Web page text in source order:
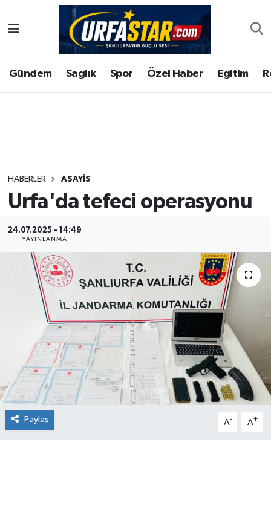
Gündem Sağlık Spor Özel Haber Eğitim
HABERLER ASAYİS
Urfa'da tefeci operasyonu
24.07.2025 - 14:49
YAYINLANMA
Paylaş A- A+
ASAYİS
ÇEVRE
Gündem
Kültür
Magazin
Şanlıurfa Nöbetçi Eczaneler
Şanlıurfa Hava Durumu
Tüm Manşetler
Son Dakika Haberleri
Haber Arşivi